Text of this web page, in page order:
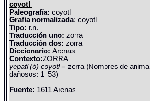
coyotl
Paleografía: coyotl
Grafía normalizada: coyotl
Tipo: r.n.
Traducción uno: zorra
Traducción dos: zorra
Diccionario:Arenas
Contexto:ZORRA
yepatl (ò) coyotl= zorra (Nombres de
dañosos: 1, 53)
Fuente: 1611 Arenas